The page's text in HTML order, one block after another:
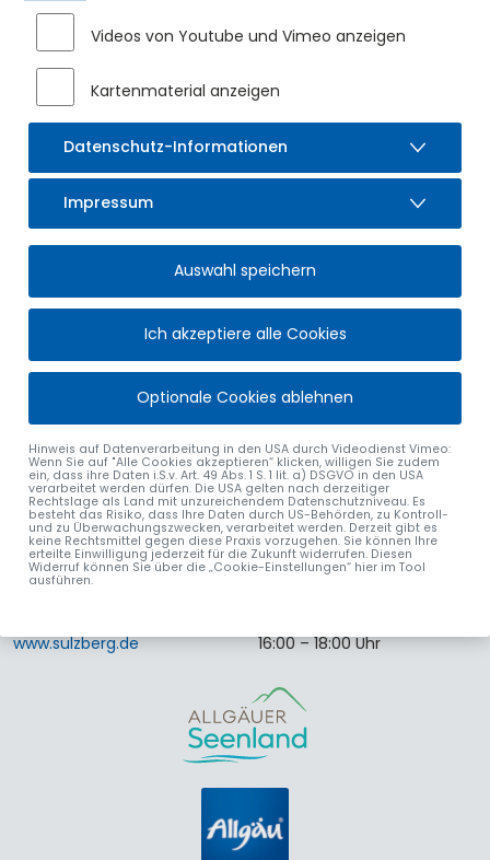
Kommunalwahl 2026 - Berufung eines Wahlleiters und
eines stellvertretenden Wahlleiters für den Markt
Sulzberg
Erlass einer Stellplatzsatzung
Erlass einer Spielplatzsatzung
Bauantrag - Industriestraße, FlNr. 152/121 Gmk. Sulzberg -
Neubau einer Produktionshalle
MARKT SULZBERG
Rathausplatz 4
87477 Sulzberg
Tel.08376 9201-0
Fax. 08376 9201-40
www.sulzberg.de
ÖFFNUNGSZEITEN
Montag bis Freitag:
08:00 – 12:00 Uhr
Montag:
15:00 – 17:00 Uhr
16:00 – 18:00 Uhr
Videos von Youtube und Vimeo anzeigen
Kartenmaterial anzeigen
Datenschutz-Informationen
Impressum
Auswahl speichern
Ich akzeptiere alle Cookies
Optionale Cookies ablehnen
Hinweis auf Datenverarbeitung in den USA durch Videodienst Vimeo:
Wenn Sie auf "Alle Cookies akzeptieren“ klicken, willigen Sie zudem
ein, dass ihre Daten i.S.v. Art. 49 Abs. 1 S. 1 lit. a) DSGVO in den USA
verarbeitet werden dürfen. Die USA gelten nach derzeitiger
Rechtslage als Land mit unzureichendem Datenschutzniveau. Es
besteht das Risiko, dass Ihre Daten durch US-Behörden, zu Kontroll-
und zu Überwachungszwecken, verarbeitet werden. Derzeit gibt es
keine Rechtsmittel gegen diese Praxis vorzugehen. Sie können Ihre
erteilte Einwilligung jederzeit für die Zukunft widerrufen. Diesen
Widerruf können Sie über die „Cookie-Einstellungen“ hier im Tool
ausführen.